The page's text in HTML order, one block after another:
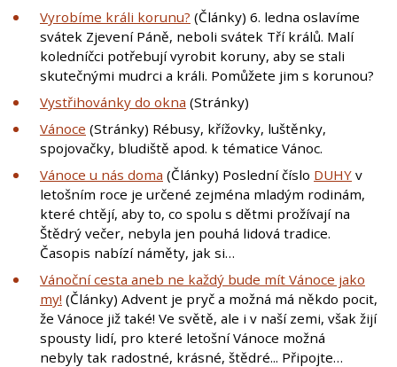
Vyrobíme králi korunu? (Články) 6. ledna oslavíme
svátek Zjevení Páně, neboli svátek Tří králů. Malí
koledníčci potřebují vyrobit koruny, aby se stali
skutečnými mudrci a králi. Pomůžete jim s korunou?
Vystřihovánky do okna (Stránky)
Vánoce (Stránky) Rébusy, křížovky, luštěnky,
spojovačky, bludiště apod. k tématice Vánoc.
Vánoce u nás doma (Články) Poslední číslo DUHY v
letošním roce je určené zejména mladým rodinám,
které chtějí, aby to, co spolu s dětmi prožívají na
Štědrý večer, nebyla jen pouhá lidová tradice.
Časopis nabízí náměty, jak si…
Vánoční cesta aneb ne každý bude mít Vánoce jako
my! (Články) Advent je pryč a možná má někdo pocit,
že Vánoce již také! Ve světě, ale i v naší zemi, však žijí
spousty lidí, pro které letošní Vánoce možná
nebyly tak radostné, krásné, štědré... Připojte…